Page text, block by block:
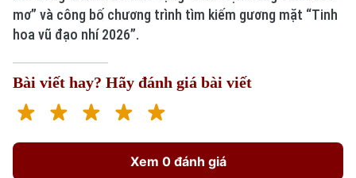
mơ” và công bố chương trình tìm kiếm gương mặt “Tinh
hoa vũ đạo nhí 2026”.
Bài viết hay? Hãy đánh giá bài viết
Xem 0 đánh giá